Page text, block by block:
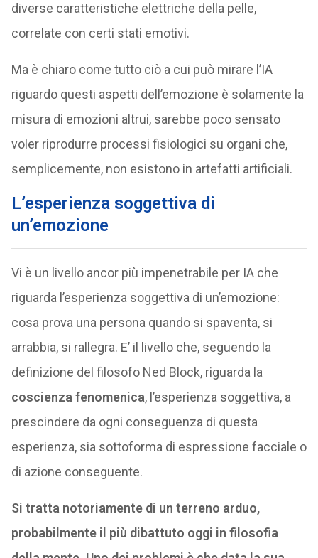
diverse caratteristiche elettriche della pelle,
correlate con certi stati emotivi.
Ma è chiaro come tutto ciò a cui può mirare l’IA
riguardo questi aspetti dell’emozione è solamente la
misura di emozioni altrui, sarebbe poco sensato
voler riprodurre processi fisiologici su organi che,
semplicemente, non esistono in artefatti artificiali.
L’esperienza soggettiva di
un’emozione
Vi è un livello ancor più impenetrabile per IA che
riguarda l’esperienza soggettiva di un’emozione:
cosa prova una persona quando si spaventa, si
arrabbia, si rallegra. E’ il livello che, seguendo la
definizione del filosofo Ned Block, riguarda la
coscienza fenomenica, l’esperienza soggettiva, a
prescindere da ogni conseguenza di questa
esperienza, sia sottoforma di espressione facciale o
di azione conseguente.
Si tratta notoriamente di un terreno arduo,
probabilmente il più dibattuto oggi in filosofia